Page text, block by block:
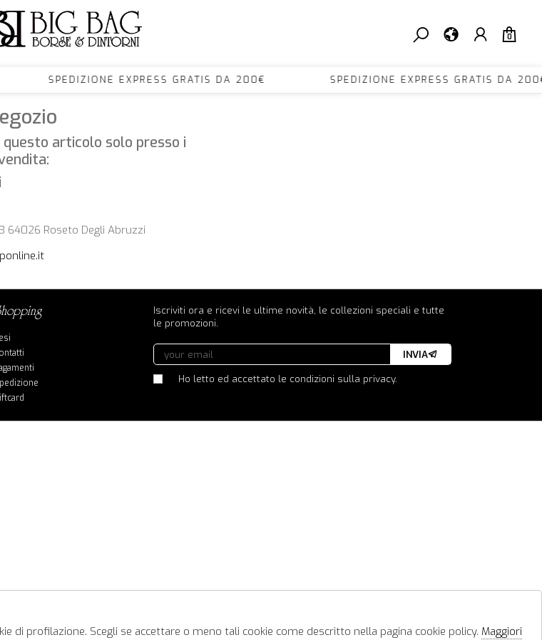
0
SPEDIZIONE EXPRESS GRATIS DA 200€ SPEDIZIONE EXPRESS
articolo solo presso i
64026 Roseto Degli Abruzzi
shopping
Iscriviti ora e ricevi le ultime novità, le collezioni speciali e tutte
le promozioni.
Ho letto ed accettato le condizioni sulla privacy.
INVIA
di profilazione. Scegli se accettare o meno tali cookie come descritto nella pagina cookie policy. Maggiori